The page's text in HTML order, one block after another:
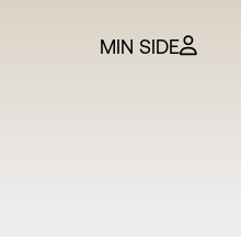
billetter
MIN SIDE